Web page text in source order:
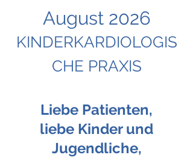
August 2026
KINDERKARDIOLOGIS
CHE PRAXIS
Liebe Patienten,
liebe Kinder und
Jugendliche,